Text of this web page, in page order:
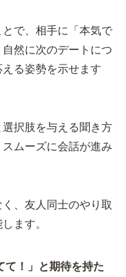
で、相手に「本気で
然に次のデートにつ
る姿勢を示せます
択肢を与える聞き方
ムーズに会話が進み
、友人同士のやり取
ます。
て！」と期待を持た